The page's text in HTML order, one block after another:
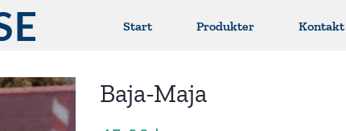
Start Produkter Kontakt
Baja-Maja